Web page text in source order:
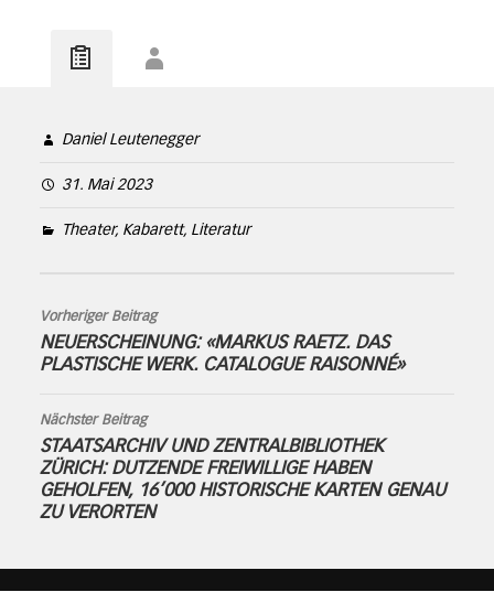
Daniel Leutenegger
31. Mai 2023
Theater, Kabarett, Literatur
Vorheriger Beitrag
NEUERSCHEINUNG: «MARKUS RAETZ. DAS
PLASTISCHE WERK. CATALOGUE RAISONNÉ»
Nächster Beitrag
STAATSARCHIV UND ZENTRALBIBLIOTHEK
ZÜRICH: DUTZENDE FREIWILLIGE HABEN
GEHOLFEN, 16’000 HISTORISCHE KARTEN GENAU
ZU VERORTEN